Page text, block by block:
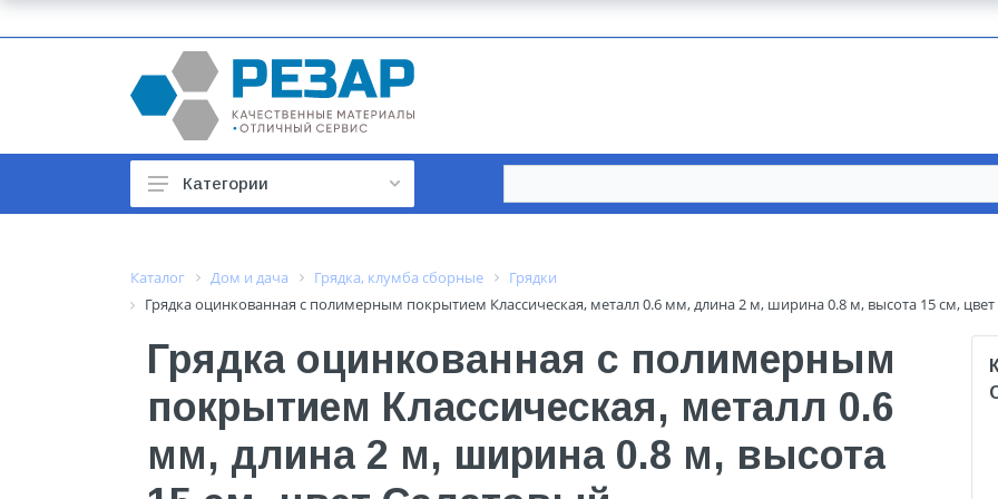
Автотовары
Арматура строительная
Баки, гидроаккумуляторы
Бытовая техника
Бытовая химия
Категории
Каталог Дом и дача Грядка, клумба сборные
Грядки
Грядка оцинкованная с полимерным покрытием Классическая, металл 0.6 мм, длина 2 м, ширина 0.8 м, высота 15 см,
Грядка оцинкованная с полимерным
покрытием Классическая, металл 0.6
мм, длина 2 м, ширина 0.8 м, высота